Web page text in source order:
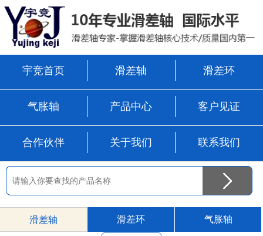
宇竞首页 滑差轴 滑差环
气胀轴 产品中心 客户见证
合作伙伴 关于我们 联系我们
滑差轴 滑差环 气胀轴